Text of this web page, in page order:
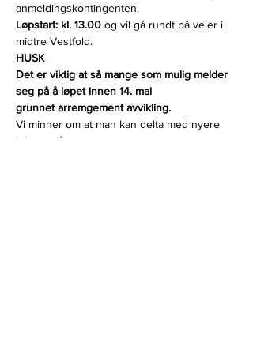
anmeldingskontingenten.
Løpstart: kl. 13.00 og vil gå rundt på veier i
midtre Vestfold.
HUSK
Det er viktig at så mange som mulig melder
seg på å løpet innen 14. mai
grunnet arremgement avvikling.
Vi minner om at man kan delta med nyere
biler også.